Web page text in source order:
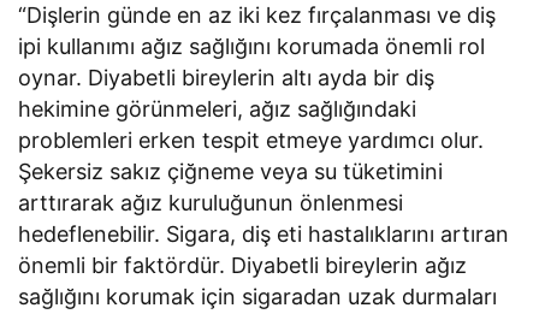
“Dişlerin günde en az iki kez fırçalanması ve diş
ipi kullanımı ağız sağlığını korumada önemli rol
oynar. Diyabetli bireylerin altı ayda bir diş
hekimine görünmeleri, ağız sağlığındaki
problemleri erken tespit etmeye yardımcı olur.
Şekersiz sakız çiğneme veya su tüketimini
arttırarak ağız kuruluğunun önlenmesi
hedeflenebilir. Sigara, diş eti hastalıklarını artıran
önemli bir faktördür. Diyabetli bireylerin ağız
sağlığını korumak için sigaradan uzak durmaları